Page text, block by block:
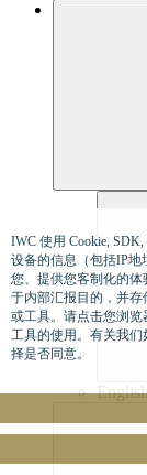
IWC 使用 Cookie,
设备的信息（包括IP地
您、提供您客制化的
于内部汇报目的，并存
或工具。请点击您浏览
工具的使用。有关我
择是否同意。